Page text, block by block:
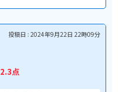
投稿日 : 2024年9月22日 22時09分
2.3点